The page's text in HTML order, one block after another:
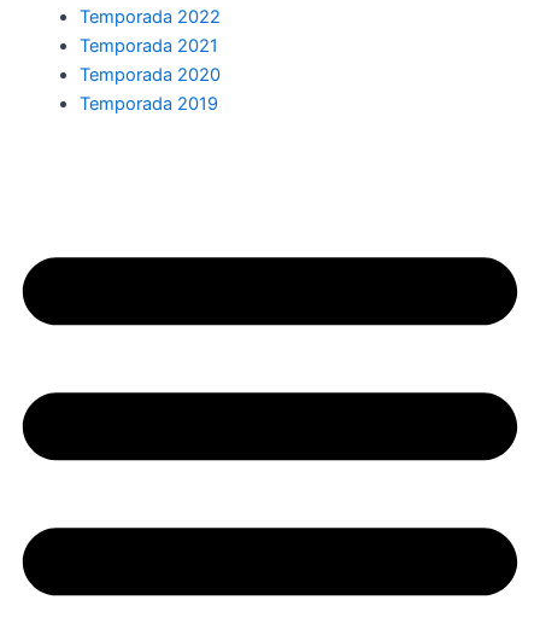
Temporada 2022
Temporada 2021
Temporada 2020
Temporada 2019